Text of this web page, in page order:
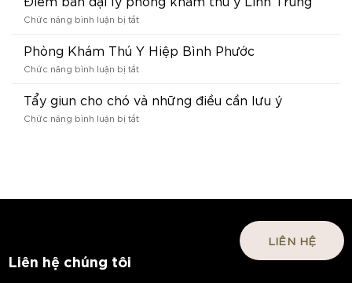
Thú
y
Doha
Chức năng bình luận bị tắtở
bán
đại
lý
khám
y
Phòng Khám Thú Y Hiệp Bình Phước
Chức năng bình luận bị tắtở
Khám
Thú
Y
Tẩy giun cho chó và những điều cần lưu ý
Chức năng bình luận bị tắtở
những
Liên hệ chúng tôi
LIÊN HỆ